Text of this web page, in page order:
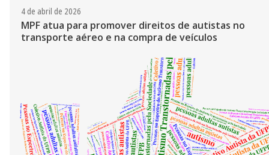
4 de abril de 2026
MPF atua para promover direitos de autistas no
transporte aéreo e na compra de veículos